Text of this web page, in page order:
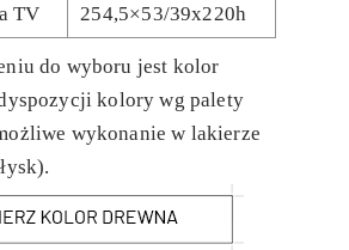
TV 254,5×53/39x220h
do wyboru jest kolor
kolory wg palety
wykonanie w lakierze